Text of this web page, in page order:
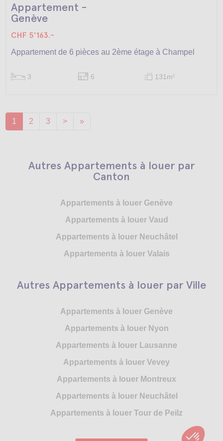
Appartement -
Genève
CHF 5'163.-
Appartement de 6 pièces au 2ème étage à Champel
3 6 131m2
1 2 3 > »
Autres Appartements à louer par
Canton
Appartements à louer Genève
Appartements à louer Vaud
Appartements à louer Neuchâtel
Appartements à louer Valais
Autres Appartements à louer par Ville
Appartements à louer Genève
Appartements à louer Nyon
Appartements à louer Lausanne
Appartements à louer Vevey
Appartements à louer Montreux
Appartements à louer Neuchâtel
Appartements à louer Tour de Peilz